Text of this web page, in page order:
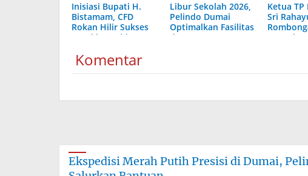
Inisiasi Bupati H.
Bistamam, CFD
Rokan Hilir Sukses
Gerakkan Hidup
Warga
Libur Sekolah 2026,
Pelindo Dumai
Optimalkan Fasilitas
dan Layanan
Ketua TP
Sri
Puncak
Komentar
Ekspedisi Merah Putih Presisi di Dumai,